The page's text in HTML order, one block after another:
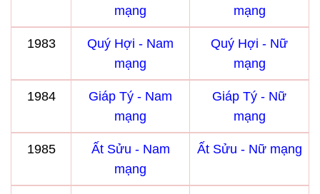
mạng
mạng
1983
Quý Hợi - Nam
mạng
Quý Hợi - Nữ
mạng
1984
Giáp Tý - Nam
mạng
Giáp Tý - Nữ
mạng
1985
Ất Sửu - Nam
mạng
Ất Sửu - Nữ mạng